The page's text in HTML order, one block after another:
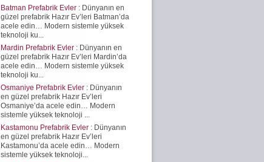
Batman Prefabrik Evler : Dünyanın en
güzel prefabrik Hazır Ev’leri Batman’da
acele edin… Modern sistemle yüksek
teknoloji ku...
Mardin Prefabrik Evler : Dünyanın en
güzel prefabrik Hazır Ev’leri Mardin’da
acele edin… Modern sistemle yüksek
teknoloji ku...
Osmaniye Prefabrik Evler : Dünyanın
en güzel prefabrik Hazır Ev’leri
Osmaniye’da acele edin… Modern
sistemle yüksek teknoloji ...
Kastamonu Prefabrik Evler : Dünyanın
en güzel prefabrik Hazır Ev’leri
Kastamonu’da acele edin… Modern
sistemle yüksek teknoloji...